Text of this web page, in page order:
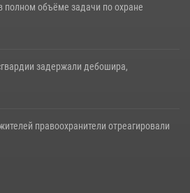
объёме задачи по охране
задержали дебошира,
правоохранители отреагировали